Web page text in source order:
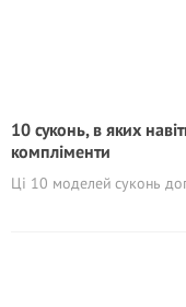
10 суконь, в яких
компліменти
Ці 10 моделей суконь